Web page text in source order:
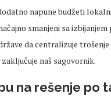
napune budžeti
smanjeni sa izbijanjem
da centralizuje trošenje
naš sagovornik.
na rešenje po